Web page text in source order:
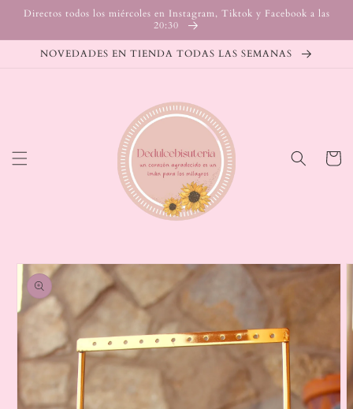
directamente
Directos todos los miércoles en Instagram, Tiktok y Facebook a las
20:30
NOVEDADES EN TIENDA TODAS LAS SEMANAS
Carrito
directamente
a la
información
del producto